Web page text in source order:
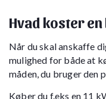
Hvad koster
Når du skal anskaffe
mulighed for både at
måden, du bruger den
Køber du f.eks en 11